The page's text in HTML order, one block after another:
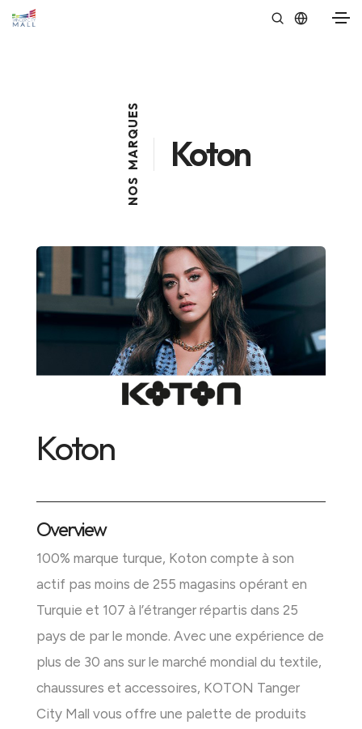
N
O
S
M
A
R
Q
U
E
S
Koton
Koton
Overview
100% marque turque, Koton compte à son
actif pas moins de 255 magasins opérant en
Turquie et 107 à l’étranger répartis dans 25
pays de par le monde. Avec une expérience de
plus de 30 ans sur le marché mondial du textile,
chaussures et accessoires, KOTON Tanger
City Mall vous offre une palette de produits